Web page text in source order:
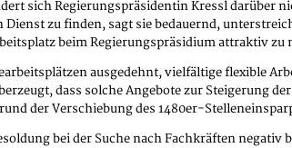
sich Regierungspräsidentin Kressl
zu finden, sagt sie bedauernd,
beim Regierungspräsidium attraktiv zu
ausgedehnt, vielfältige flexible
dass solche Angebote zur
der Verschiebung des 1480er-
bei der Suche nach Fachkräften